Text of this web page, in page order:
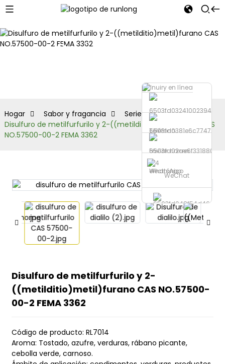
Teléfono
Enviar correo
electrónico
WhatsApp
WeChat
Serie de
Hogar Sabor y fragancia
Serie de sulfuros
Disulfuro de metilfurfurilo y 2-((metilditio)metil)furano CAS
NO.57500-00-2 FEMA 3362
Disulfuro de metilfurfurilo y 2-
((metilditio)metil)furano CAS NO.57500-
00-2 FEMA 3362
Código de producto: RL7014
Aroma: Tostado, azufre, verduras, rábano picante,
cebolla verde, carnoso.